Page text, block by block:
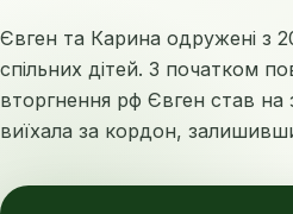
Євген та Карина одружені з
спільних дітей. З початком
вторгнення рф Євген став на
виїхала за кордон,